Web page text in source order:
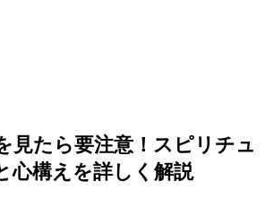
見たら要注意！スピリチュ
心構えを詳しく解説